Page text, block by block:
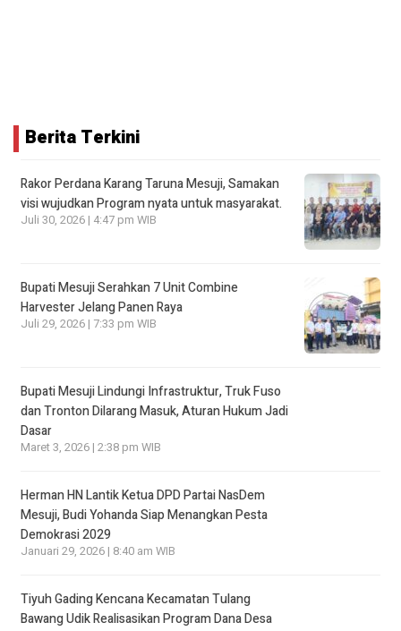
Berita Terkini
Rakor Perdana Karang Taruna Mesuji, Samakan
visi wujudkan Program nyata untuk masyarakat.
Juli 30, 2026 | 4:47 pm WIB
Bupati Mesuji Serahkan 7 Unit Combine
Harvester Jelang Panen Raya
Juli 29, 2026 | 7:33 pm WIB
Bupati Mesuji Lindungi Infrastruktur, Truk Fuso
dan Tronton Dilarang Masuk, Aturan Hukum Jadi
Dasar
Maret 3, 2026 | 2:38 pm WIB
Herman HN Lantik Ketua DPD Partai NasDem
Mesuji, Budi Yohanda Siap Menangkan Pesta
Demokrasi 2029
Januari 29, 2026 | 8:40 am WIB
Tiyuh Gading Kencana Kecamatan Tulang
Bawang Udik Realisasikan Program Dana Desa